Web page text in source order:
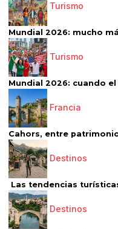
Turismo
Mundial 2026: mucho
Turismo
Mundial 2026: cuando
Francia
Cahors, entre
Destinos
Las tendencias
Destinos